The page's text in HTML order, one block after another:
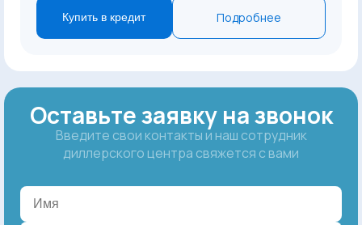
Купить в кредит Подробнее
Оставьте заявку на звонок
Введите свои контакты и наш сотрудник
диллерского центра свяжется с вами